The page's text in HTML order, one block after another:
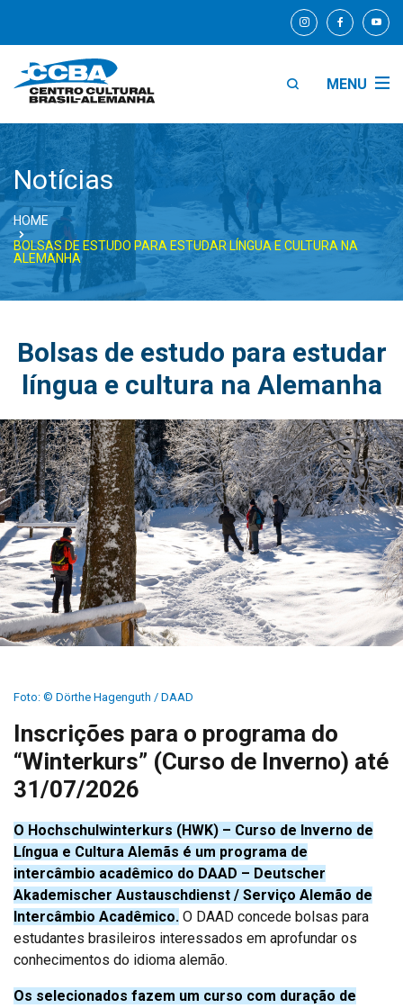
MENU
Notícias
HOME
BOLSAS DE ESTUDO PARA ESTUDAR LÍNGUA E CULTURA NA
ALEMANHA
Bolsas de estudo para estudar
língua e cultura na Alemanha
Foto: © Dörthe Hagenguth / DAAD
Inscrições para o programa do
“Winterkurs” (Curso de Inverno) até
31/07/2026
O Hochschulwinterkurs (HWK) – Curso de Inverno de
Língua e Cultura Alemãs é um programa de
intercâmbio acadêmico do DAAD – Deutscher
Akademischer Austauschdienst / Serviço Alemão de
Intercâmbio Acadêmico. O DAAD concede bolsas para
estudantes brasileiros interessados em aprofundar os
conhecimentos do idioma alemão.
Os selecionados fazem um curso com duração de